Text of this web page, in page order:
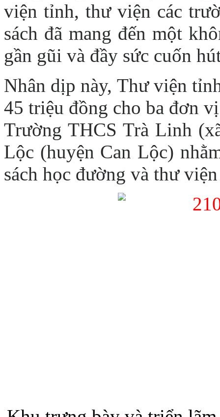
viện tỉnh, thư viện các
sách đã mang đến một
gần gũi và đầy sức cuốn
Nhân dịp này, Thư viện
45 triệu đồng cho ba đơn
Trường THCS Trà Linh
Lộc (huyện Can Lộc)
sách học đường và thư